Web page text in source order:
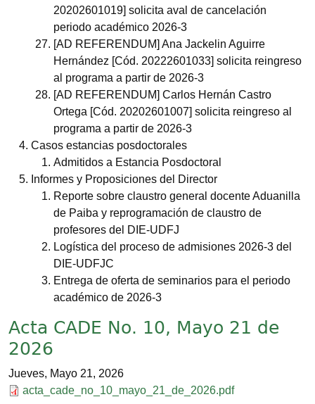
20202601019] solicita aval de cancelación
periodo académico 2026-3
[AD REFERENDUM] Ana Jackelin Aguirre
Hernández [Cód. 20222601033] solicita reingreso
al programa a partir de 2026-3
[AD REFERENDUM] Carlos Hernán Castro
Ortega [Cód. 20202601007] solicita reingreso al
programa a partir de 2026-3
Casos estancias posdoctorales
Admitidos a Estancia Posdoctoral
Informes y Proposiciones del Director
Reporte sobre claustro general docente Aduanilla
de Paiba y reprogramación de claustro de
profesores del DIE-UDFJ
Logística del proceso de admisiones 2026-3 del
DIE-UDFJC
Entrega de oferta de seminarios para el periodo
académico de 2026-3
Acta CADE No. 10, Mayo 21 de
2026
Jueves, Mayo 21, 2026
Documento
acta_cade_no_10_mayo_21_de_2026.pdf